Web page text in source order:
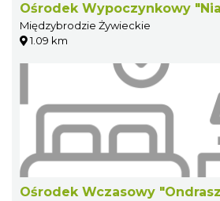
Ośrodek Wypoczynkowy
Międzybrodzie Żywieckie
1.09 km
Ośrodek Wczasowy